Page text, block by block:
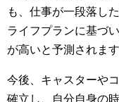
も、仕事が一段落し
ライフプランに基づ
が高いと予測されます
今後、キャスターや
確立し、自分自身の